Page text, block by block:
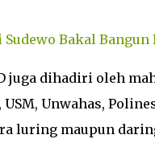
Sudewo Bakal
juga dihadiri oleh
Unwahas,
luring maupun